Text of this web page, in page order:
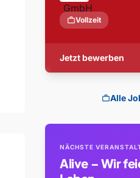
workVollzeit
Jetzt bewerben
workAlle
NÄCHSTE
Alive – Wir